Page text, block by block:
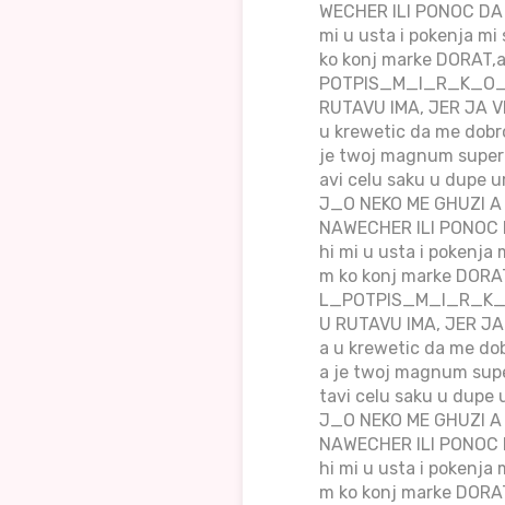
WECHER ILI PONOC
mi u usta i pokenja mi
ko konj marke
RUTAVU IMA, JER JA
u krewetic da me
je twoj magnum
avi celu saku u dupe
J_O NEKO ME GHUZI
NAWECHER ILI
hi mi u usta i pokenja
m ko konj marke
U RUTAVU IMA, JER
a u krewetic da me
a je twoj magnum
tavi celu saku u dupe
J_O NEKO ME GHUZI
NAWECHER ILI
hi mi u usta i pokenja
m ko konj marke